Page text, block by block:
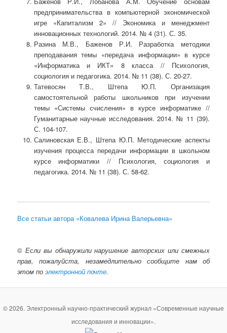
предпринимательства в компьютерной экономической
игре «Капитализм 2» // Экономика и менеджмент
инновационных технологий. 2014. № 4 (31). С. 35.
Разина М.В., Баженов Р.И. Разработка методики
преподавания темы «передача информации» в курсе
«Информатика и ИКТ» 8 класса // Психология,
социология и педагогика. 2014. № 11 (38). С. 20-27.
Татевосян Т.В., Штепа Ю.П. Организация
самостоятельной работы школьников при изучении
темы «Системы счисления» в курсе информатике //
Гуманитарные научные исследования. 2014. № 11 (39).
С. 104-107.
Салиновская Е.В., Штепа Ю.П. Методические аспекты
изучения процесса передачи информации в школьном
курсе информатики // Психология, социология и
педагогика. 2014. № 11 (38). С. 58-62.
Все статьи автора «Ковалева Ирина Валерьевна»
© Если вы обнаружили нарушение авторских или смежных
прав, пожалуйста, незамедлительно сообщите нам об
этом поэлектронной почте.
© 2026. Электронный научно-практический журнал «Современные научные
исследования и инновации».